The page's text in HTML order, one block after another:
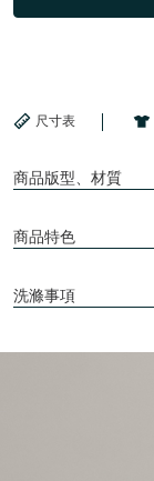
尺寸表
商品版型、材質
商品特色
洗滌事項